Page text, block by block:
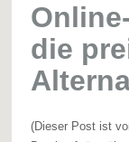
die
(Dieser Post ist